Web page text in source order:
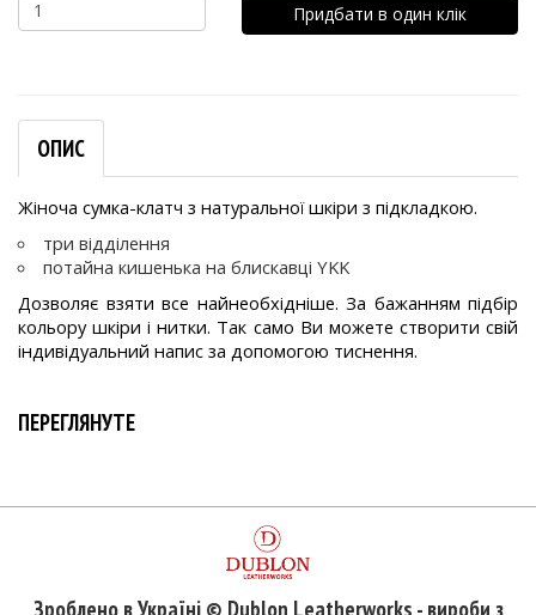
Придбати в один клік
ОПИС
Жіноча сумка-клатч з натуральної шкіри з підкладкою.
три відділення
потайна кишенька на блискавці YKK
Дозволяє взяти все найнеобхідніше. За бажанням підбір
кольору шкіри і нитки. Так само Ви можете створити свій
індивідуальний напис за допомогою тиснення.
ПЕРЕГЛЯНУТЕ
Зроблено в Україні © Dublon Leatherworks - вироби з